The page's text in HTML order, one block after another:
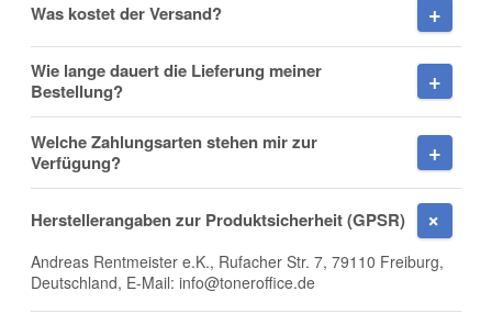
(* = Pflichtfelder)
Was kostet der Versand?
Wie lange dauert die Lieferung meiner
Bestellung?
Welche Zahlungsarten stehen mir zur
Verfügung?
Herstellerangaben zur Produktsicherheit (GPSR)
Andreas Rentmeister e.K., Rufacher Str. 7, 79110 Freiburg,
Deutschland, E-Mail: info@toneroffice.de